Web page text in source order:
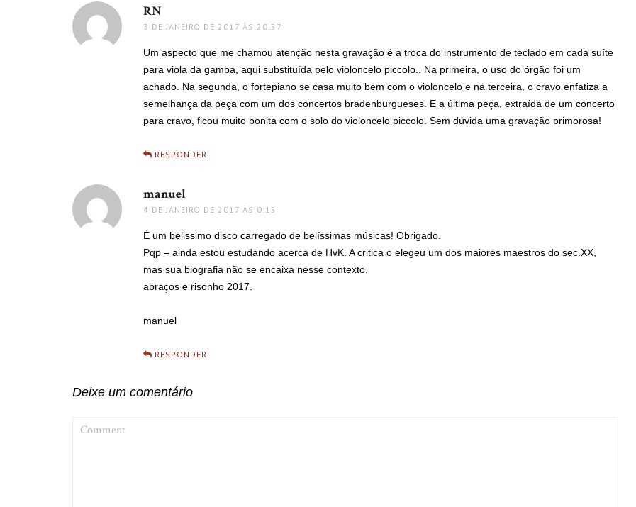
RN
3 DE JANEIRO DE 2017 ÀS 20:57
Um aspecto que me chamou atenção nesta gravação é a troca do instrumento de teclado em cada suíte
para viola da gamba, aqui substituída pelo violoncelo piccolo.. Na primeira, o uso do órgão foi um
achado. Na segunda, o fortepiano se casa muito bem com o violoncelo e na terceira, o cravo enfatiza a
semelhança da peça com um dos concertos bradenburgueses. E a última peça, extraída de um concerto
para cravo, ficou muito bonita com o solo do violoncelo piccolo. Sem dúvida uma gravação primorosa!
RESPONDER
manuel
4 DE JANEIRO DE 2017 ÀS 0:15
É um belissimo disco carregado de belíssimas músicas! Obrigado.
Pqp – ainda estou estudando acerca de HvK. A critica o elegeu um dos maiores maestros do sec.XX,
mas sua biografia não se encaixa nesse contexto.
abraços e risonho 2017.
manuel
RESPONDER
Deixe um comentário